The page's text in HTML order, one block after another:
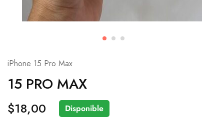
iPhone 15 Pro Max
15 PRO MAX
$18,00 Disponible